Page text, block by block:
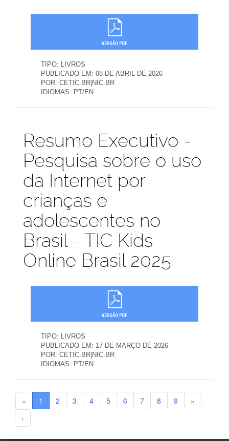
TIPO: LIVROS
PUBLICADO EM: 08 DE ABRIL DE 2026
POR: CETIC.BR|NIC.BR
IDIOMAS: PT/EN
Publicações
Resumo Executivo -
Pesquisa sobre o uso
da Internet por
crianças e
adolescentes no
Brasil - TIC Kids
Online Brasil 2025
TIPO: LIVROS
PUBLICADO EM: 17 DE MARÇO DE 2026
POR: CETIC.BR|NIC.BR
IDIOMAS: PT/EN
« 1 2 3 4 5 6 7 8 9
»
›